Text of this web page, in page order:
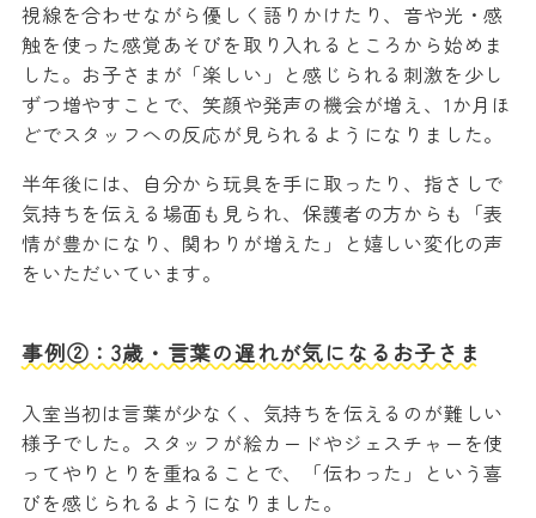
視線を合わせながら優しく語りかけたり、音や光・感
触を使った感覚あそびを取り入れるところから始めま
した。お子さまが「楽しい」と感じられる刺激を少し
ずつ増やすことで、笑顔や発声の機会が増え、1か月ほ
どでスタッフへの反応が見られるようになりました。
半年後には、自分から玩具を手に取ったり、指さしで
気持ちを伝える場面も見られ、保護者の方からも「表
情が豊かになり、関わりが増えた」と嬉しい変化の声
をいただいています。
事例②：3歳・言葉の遅れが気になるお子さま
入室当初は言葉が少なく、気持ちを伝えるのが難しい
様子でした。スタッフが絵カードやジェスチャーを使
ってやりとりを重ねることで、「伝わった」という喜
びを感じられるようになりました。